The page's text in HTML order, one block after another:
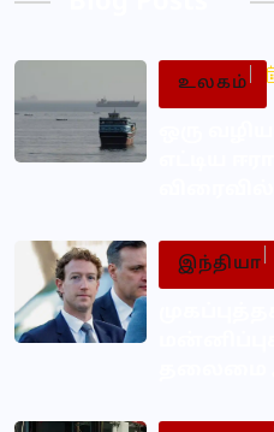
உலகம்
இந்தியா